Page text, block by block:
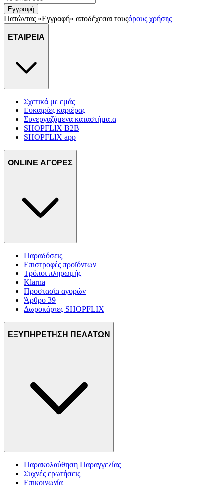
Εγγραφή
Πατώντας «Εγγραφή» αποδέχεσαι τουςόρους χρήσης
ΕΤΑΙΡΕΙΑ
Σχετικά με εμάς
Ευκαιρίες καριέρας
Συνεργαζόμενα καταστήματα
SHOPFLIX B2B
SHOPFLIX app
ONLINE ΑΓΟΡΕΣ
Παραδόσεις
Επιστροφές προϊόντων
Τρόποι πληρωμής
Klarna
Προστασία αγορών
Άρθρο 39
Δωροκάρτες SHOPFLIX
ΕΞΥΠΗΡΕΤΗΣΗ ΠΕΛΑΤΩΝ
Παρακολούθηση Παραγγελίας
Συχνές ερωτήσεις
Επικοινωνία